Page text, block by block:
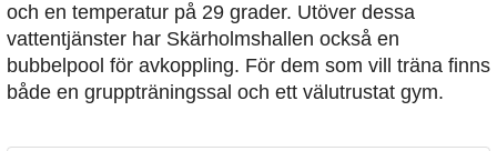
och en temperatur på 29 grader. Utöver dessa
vattentjänster har Skärholmshallen också en
bubbelpool för avkoppling. För dem som vill träna finns
både en gruppträningssal och ett välutrustat gym.